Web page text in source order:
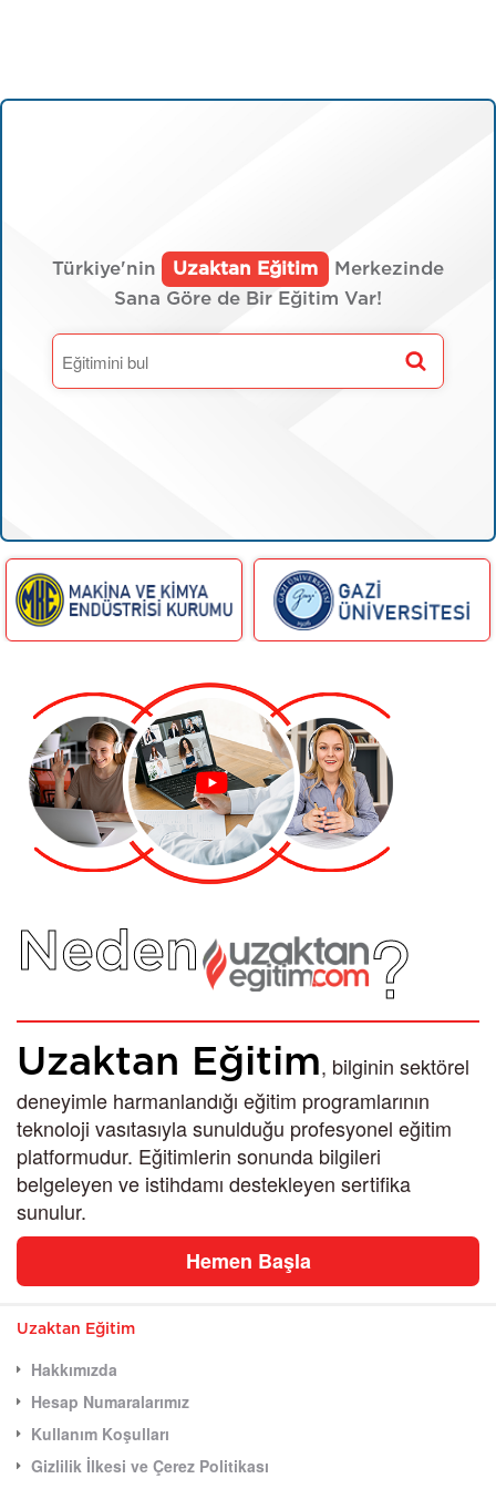
Türkiye'nin Uzaktan Eğitim
Merkezinde
Sana Göre de Bir Eğitim Var!
Neden ?
Uzaktan Eğitim, bilginin sektörel
deneyimle harmanlandığı eğitim programlarının
teknoloji vasıtasıyla sunulduğu profesyonel eğitim
platformudur. Eğitimlerin sonunda bilgileri
belgeleyen ve istihdamı destekleyen sertifika
sunulur.
Hemen Başla
Uzaktan Eğitim
Hakkımızda
Hesap Numaralarımız
Kullanım Koşulları
Gizlilik İlkesi ve Çerez Politikası